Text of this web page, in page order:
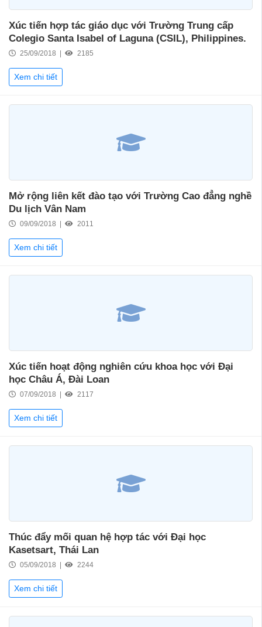
Xúc tiến hợp tác giáo dục với Trường Trung cấp
Colegio Santa Isabel of Laguna (CSIL), Philippines.
25/09/2018 | 2185
Xem chi tiết
Mở rộng liên kết đào tạo với Trường Cao đẳng nghề
Du lịch Vân Nam
09/09/2018 | 2011
Xem chi tiết
Xúc tiến hoạt động nghiên cứu khoa học với Đại
học Châu Á, Đài Loan
07/09/2018 | 2117
Xem chi tiết
Thúc đẩy mối quan hệ hợp tác với Đại học
Kasetsart, Thái Lan
05/09/2018 | 2244
Xem chi tiết